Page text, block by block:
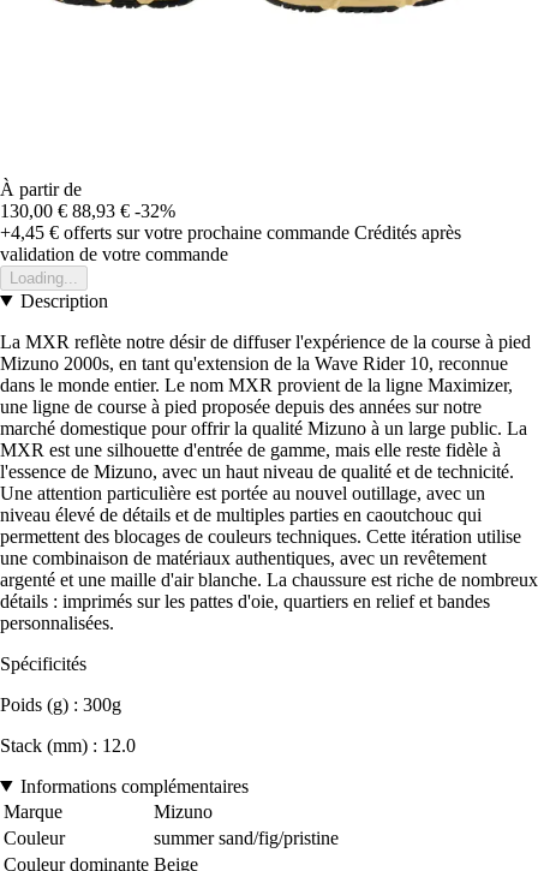
À partir de
130,00 € 88,93 € -32%
+4,45 € offerts sur votre prochaine commande Crédités après
validation de votre commande
Loading...
Description
La MXR reflète notre désir de diffuser l'expérience de la course à pied
Mizuno 2000s, en tant qu'extension de la Wave Rider 10, reconnue
dans le monde entier. Le nom MXR provient de la ligne Maximizer,
une ligne de course à pied proposée depuis des années sur notre
marché domestique pour offrir la qualité Mizuno à un large public. La
MXR est une silhouette d'entrée de gamme, mais elle reste fidèle à
l'essence de Mizuno, avec un haut niveau de qualité et de technicité.
Une attention particulière est portée au nouvel outillage, avec un
niveau élevé de détails et de multiples parties en caoutchouc qui
permettent des blocages de couleurs techniques. Cette itération utilise
une combinaison de matériaux authentiques, avec un revêtement
argenté et une maille d'air blanche. La chaussure est riche de nombreux
détails : imprimés sur les pattes d'oie, quartiers en relief et bandes
personnalisées.
Spécificités
Poids (g) : 300g
Stack (mm) : 12.0
Informations complémentaires
Marque
Mizuno
Couleur
summer sand/fig/pristine
Couleur dominante Beige